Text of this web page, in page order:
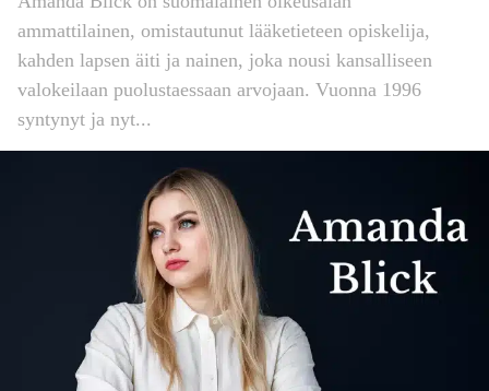
ammattilainen, omistautunut lääketieteen opiskelija,
kahden lapsen äiti ja nainen, joka nousi kansalliseen
valokeilaan puolustaessaan arvojaan. Vuonna 1996
syntynyt ja nyt...